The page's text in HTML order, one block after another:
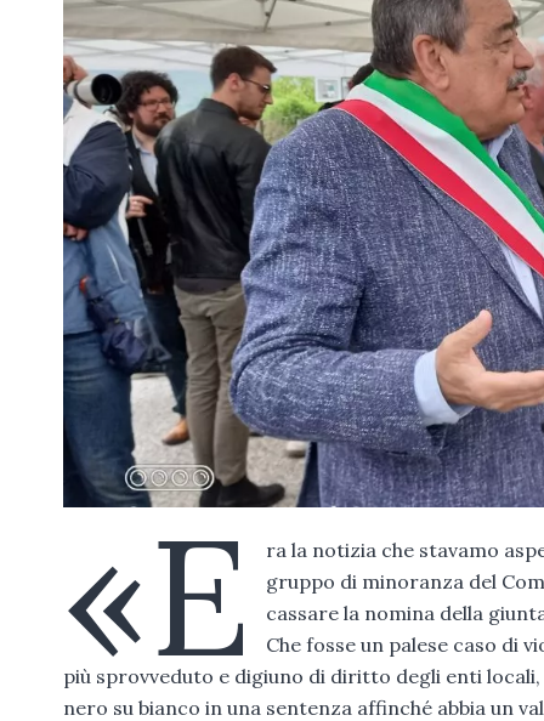
«E
ra la notizia che stavamo
gruppo di minoranza del
cassare la nomina della
Che fosse un palese caso di
più sprovveduto e digiuno di diritto degli enti
nero su bianco in una sentenza affinché abbia un